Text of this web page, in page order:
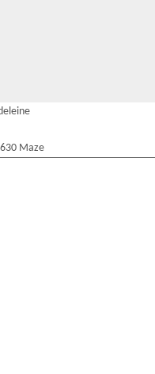
Maze